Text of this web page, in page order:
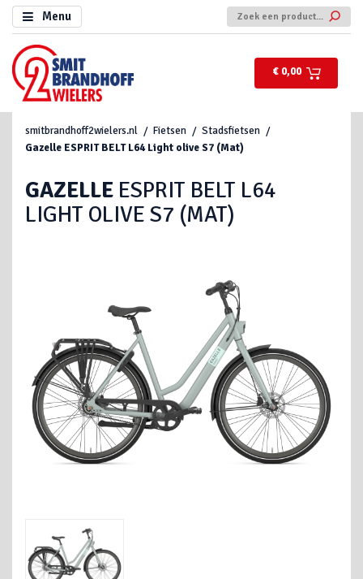
Menu
€ 0,00
smitbrandhoff2wielers.nl Fietsen
Stadsfietsen
Gazelle ESPRIT BELT L64 Light olive S7 (Mat)
GAZELLE ESPRIT BELT L64
LIGHT OLIVE S7 (MAT)